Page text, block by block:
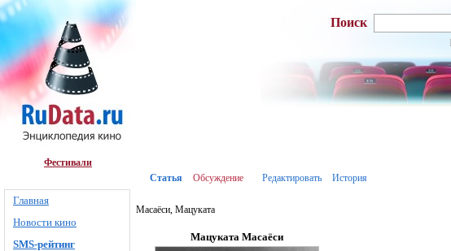
Фестивали
Главная
Новости кино
SMS-рейтинг
Поиск
Статья Обсуждение Редактировать История
Масаёси, Мацуката
Мацуката Масаёси